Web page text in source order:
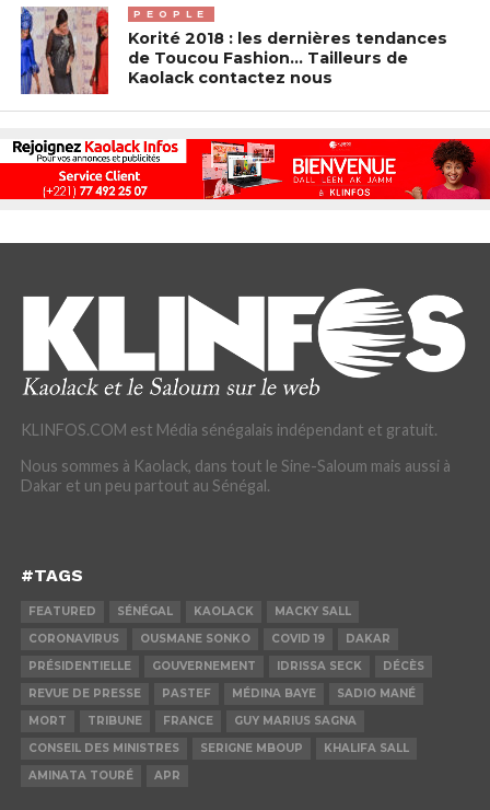
PEOPLE
Korité 2018 : les dernières tendances
de Toucou Fashion… Tailleurs de
Kaolack contactez nous
KLINFOS.COM est Média sénégalais indépendant et gratuit.
Nous sommes à Kaolack, dans tout le Sine-Saloum mais aussi à
Dakar et un peu partout au Sénégal.
#TAGS
FEATURED SÉNÉGAL KAOLACK
MACKY SALL
CORONAVIRUS
OUSMANE SONKO COVID 19
DAKAR
PRÉSIDENTIELLE
GOUVERNEMENT IDRISSA SECK
DÉCÈS
REVUE DE PRESSE
PASTEF MÉDINA BAYE
SADIO MANÉ
MORT
TRIBUNE FRANCE
GUY MARIUS SAGNA
CONSEIL DES MINISTRES
SERIGNE MBOUP
KHALIFA SALL
AMINATA TOURÉ
APR